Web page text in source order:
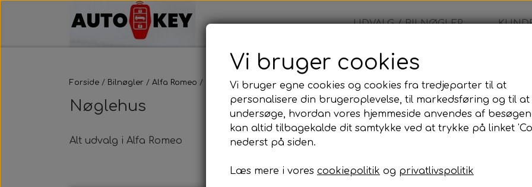
UDVALG / BILNØGLER
Forside Bilnøgler Alfa Romeo Nøglehus
Nøglehus
Alt udvalg i Alfa Romeo
Vi bruger cookies
Vi bruger egne cookies og cookies fra tredjeparter til at
personalisere din brugeroplevelse, til markedsføring og til at
undersøge, hvordan vores hjemmeside anvendes af
kan altid tilbagekalde dit samtykke ved at trykke på linket
nederst på siden.
Læs mere i vores cookiepolitik og privatlivspolitik